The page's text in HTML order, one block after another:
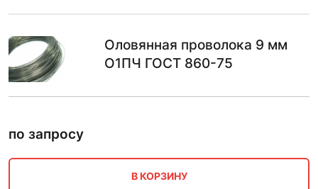
Оловянная проволока 9 мм
О1ПЧ ГОСТ 860-75
по запросу
В КОРЗИНУ